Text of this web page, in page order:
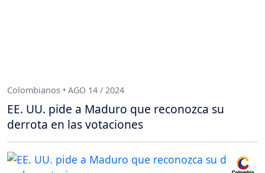
Colombianos • AGO 14 / 2024
EE. UU. pide a Maduro que reconozca su
derrota en las votaciones